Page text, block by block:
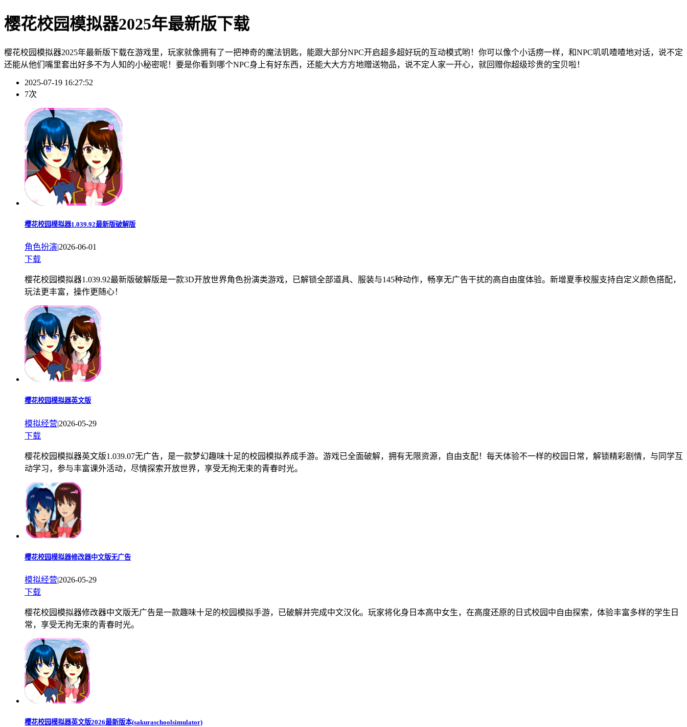
樱花校园模拟器2025年最新版下载
樱花校园模拟器2025年最新版下载在游戏里，玩家就像拥有了一把神奇的魔法钥匙，能跟大部分NPC开启超多超好玩的互动模式哟！你可以像个小话痨一样，和NPC叽叽喳喳地对话，说不定
还能从他们嘴里套出好多不为人知的小秘密呢！要是你看到哪个NPC身上有好东西，还能大大方方地赠送物品，说不定人家一开心，就回赠你超级珍贵的宝贝啦！
2025-07-19 16:27:52
7次
樱花校园模拟器1.039.92最新版破解版
角色扮演|2026-06-01
下载
樱花校园模拟器1.039.92最新版破解版是一款3D开放世界角色扮演类游戏，已解锁全部道具、服装与145种动作，畅享无广告干扰的高自由度体验。新增夏季校服支持自定义颜色搭配，
玩法更丰富，操作更随心！
樱花校园模拟器英文版
模拟经营|2026-05-29
下载
樱花校园模拟器英文版1.039.07无广告，是一款梦幻趣味十足的校园模拟养成手游。游戏已全面破解，拥有无限资源，自由支配！每天体验不一样的校园日常，解锁精彩剧情，与同学互
动学习，参与丰富课外活动，尽情探索开放世界，享受无拘无束的青春时光。
樱花校园模拟器修改器中文版无广告
模拟经营|2026-05-29
下载
樱花校园模拟器修改器中文版无广告是一款趣味十足的校园模拟手游，已破解并完成中文汉化。玩家将化身日本高中女生，在高度还原的日式校园中自由探索，体验丰富多样的学生日
常，享受无拘无束的青春时光。
樱花校园模拟器英文版2026最新版本(sakuraschoolsimulator)